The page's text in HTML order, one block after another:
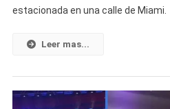
estacionada en una calle de Miami.
Leer mas...